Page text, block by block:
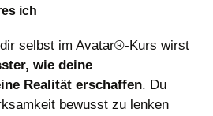
ich
selbst im Avatar®-Kurs wirst
wie deine
Realität erschaffen. Du
bewusst zu lenken